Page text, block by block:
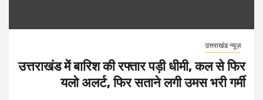
उत्तराखंड न्यूज़
उत्तराखंड में बारिश की रफ्तार पड़ी धीमी, कल से फिर
यलो अलर्ट, फिर सताने लगी उमस भरी गर्मी